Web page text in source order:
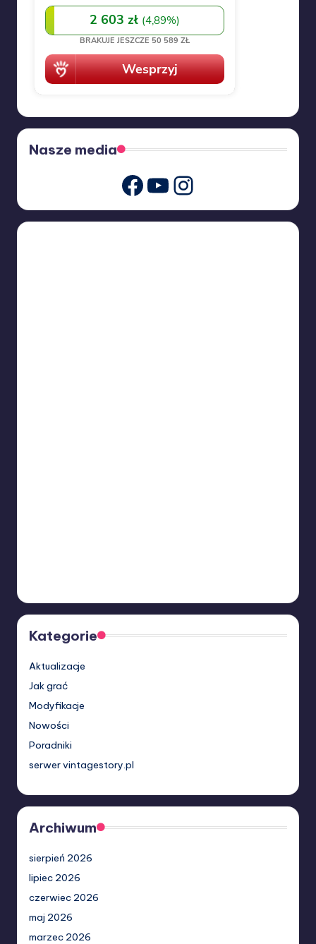
Nasze media
Facebook
Youtube
Instagram
Kategorie
Aktualizacje
Jak grać
Modyfikacje
Nowości
Poradniki
serwer vintagestory.pl
Archiwum
sierpień 2026
lipiec 2026
czerwiec 2026
maj 2026
marzec 2026